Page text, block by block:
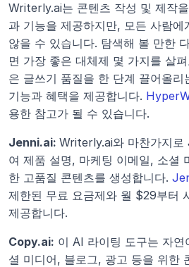
Writerly.ai는 콘텐츠 작성 및 제작
과 기능을 제공하지만, 모든 사람에
않을 수 있습니다. 탐색해 볼 만한
면 가장 좋은 대체제 몇 가지를 살
은 글쓰기 품질을 한 단계 끌어올
기능과 혜택을 제공합니다.
용한 참고가 될 수 있습니다.
Jenni.ai: Writerly.ai와 마찬가지
여 제품 설명, 마케팅 이메일, 소셜
한 고품질 콘텐츠를 생성합니다.
제한된 무료 요금제와 월 $29부터
제공합니다.
Copy.ai: 이 AI 라이팅 도구는 자
셜 미디어, 블로그, 광고 등을 위한